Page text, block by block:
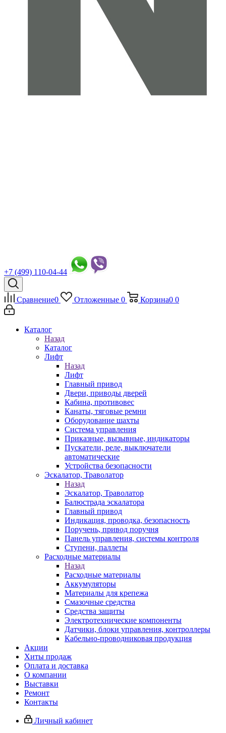
+7 (499) 110-04-44
Сравнение0 Отложенные 0 Корзина0 0
Каталог
Назад
Каталог
Лифт
Назад
Лифт
Главный привод
Двери, приводы дверей
Кабина, противовес
Канаты, тяговые ремни
Оборудование шахты
Система управления
Приказные, вызывные, индикаторы
Пускатели, реле, выключатели
автоматические
Устройства безопасности
Эскалатор, Траволатор
Назад
Эскалатор, Траволатор
Балюстрада эскалатора
Главный привод
Индикация, проводка, безопасность
Поручень, привод поручня
Панель управления, системы контроля
Ступени, паллеты
Расходные материалы
Назад
Расходные материалы
Аккумуляторы
Материалы для крепежа
Смазочные средства
Средства защиты
Электротехнические компоненты
Датчики, блоки управления, контроллеры
Кабельно-проводниковая продукция
Акции
Хиты продаж
Оплата и доставка
О компании
Выставки
Ремонт
Контакты
Личный кабинет